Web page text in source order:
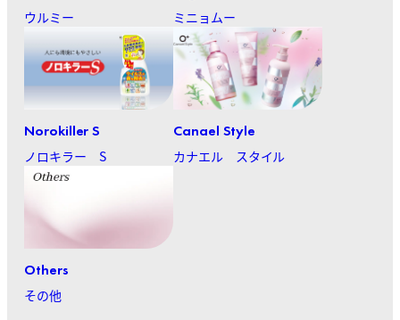
ウルミー ミニョムー
Norokiller S
ノロキラー S
Canael Style
カナエル スタイル
Others
その他